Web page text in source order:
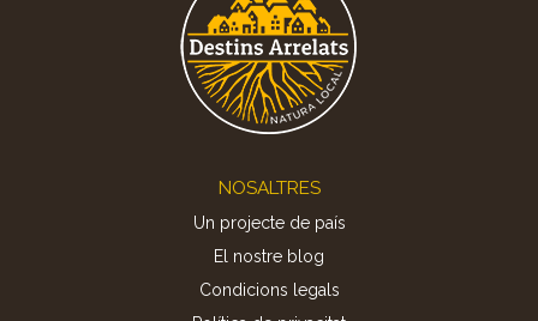
NOSALTRES
Un projecte de país
El nostre blog
Condicions legals